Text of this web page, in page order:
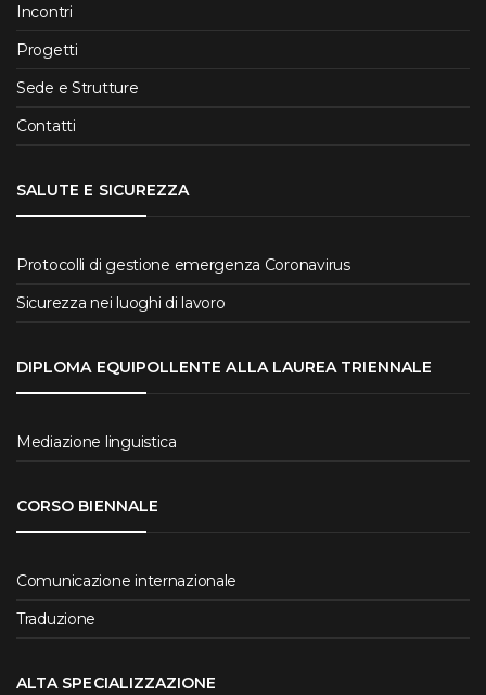
Incontri
Progetti
Sede e Strutture
Contatti
SALUTE E SICUREZZA
Protocolli di gestione emergenza Coronavirus
Sicurezza nei luoghi di lavoro
DIPLOMA EQUIPOLLENTE ALLA LAUREA TRIENNALE
Mediazione linguistica
CORSO BIENNALE
Comunicazione internazionale
Traduzione
ALTA SPECIALIZZAZIONE